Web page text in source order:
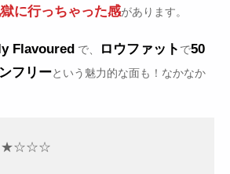
に行っちゃった感があります。
Flavoured で、 ロウファット で50
フリーという魅力的な面も！なかなか
★★☆☆☆